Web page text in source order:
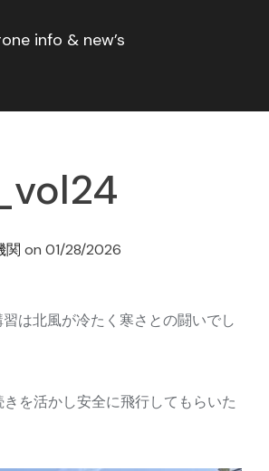
info & new’s
関 on 01/28/2026
は北風が冷たく寒さとの闘いでし
を活かし安全に飛行してもらいた